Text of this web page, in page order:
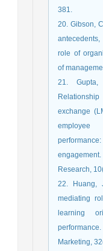
381.
20. Gibson,
role of
of
21.
exchange
Research,
22. Huang,
mediating
learning
Marketing,